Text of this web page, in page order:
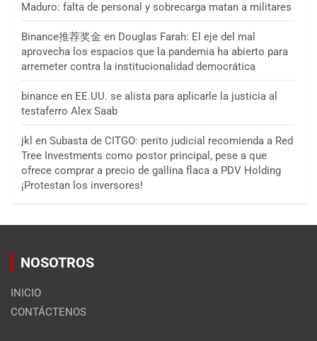
Maduro: falta de personal y sobrecarga matan a militares
Binance推荐奖金 en Douglas Farah: El eje del mal
aprovecha los espacios que la pandemia ha abierto para
arremeter contra la institucionalidad democrática
binance en EE.UU. se alista para aplicarle la justicia al
testaferro Alex Saab
jkl en Subasta de CITGO: perito judicial recomienda a Red
Tree Investments como postor principal, pese a que
ofrece comprar a precio de gallina flaca a PDV Holding
¡Protestan los inversores!
NOSOTROS
INICIO
CONTÁCTENOS